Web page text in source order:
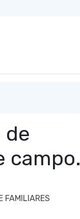
de
campo.
FAMILIARES